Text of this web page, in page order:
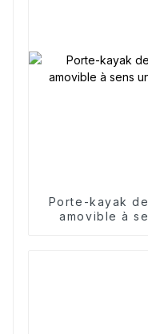
Porte-kayak
amovible à